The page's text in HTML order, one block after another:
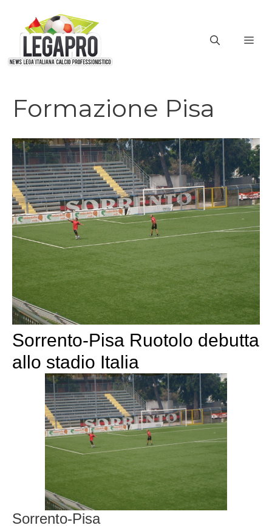
contenuto
Formazione Pisa
Sorrento-Pisa Ruotolo debutta
allo stadio Italia
Sorrento-Pisa